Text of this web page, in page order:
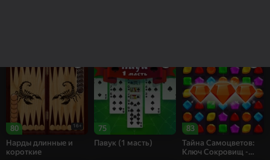
80 16+
Нарды длинные и
короткие
75
Павук (1 масть)
83
Тайна Самоцветов:
Ключ Сокровищ -